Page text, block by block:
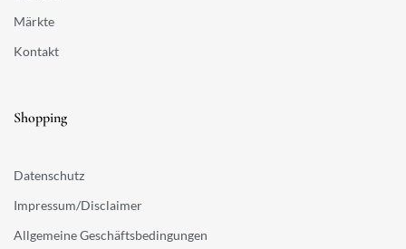
Märkte
Kontakt
Shopping
Datenschutz
Impressum/Disclaimer
Allgemeine Geschäftsbedingungen